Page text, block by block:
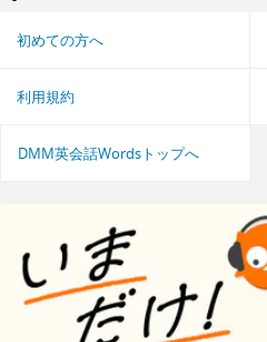
初めての方へ
利用規約
DMM英会話Wordsトップへ